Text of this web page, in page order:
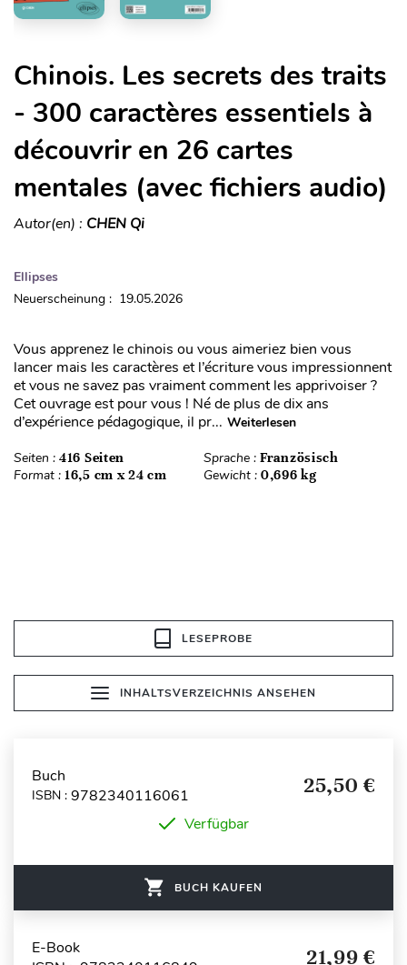
Chinois. Les secrets des traits
- 300 caractères essentiels à
découvrir en 26 cartes
mentales (avec fichiers audio)
Autor(en) : CHEN Qi
Ellipses
Neuerscheinung : 19.05.2026
Vous apprenez le chinois ou vous aimeriez bien vous
lancer mais les caractères et l’écriture vous impressionnent
et vous ne savez pas vraiment comment les apprivoiser ?
Cet ouvrage est pour vous ! Né de plus de dix ans
d’expérience pédagogique, il pr... Weiterlesen
Seiten : 416 Seiten Sprache : Französisch
Format : 16,5 cm x 24 cm Gewicht : 0,696 kg
LESEPROBE
INHALTSVERZEICHNIS ANSEHEN
Buch
ISBN : 9782340116061 25,50 €
Verfügbar
BUCH KAUFEN
E-Book
21,99 €